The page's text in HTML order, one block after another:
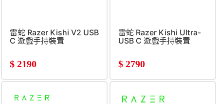
雷蛇 Razer Kishi V2 USB
C 遊戲手持裝置
$ 2190
雷蛇 Razer Kishi Ultra-
USB C 遊戲手持裝置
$ 2790